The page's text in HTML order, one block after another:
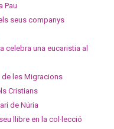
Pau
seus companys
celebra una eucaristia al
de les Migracions
Cristians
de Núria
llibre en la col·lecció